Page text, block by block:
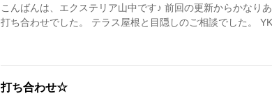
こんばんは、エクステリア山中です♪ 前回の更新からかな
打ち合わせでした。 テラス屋根と目隠しのご相談でした。
打ち合わせ☆